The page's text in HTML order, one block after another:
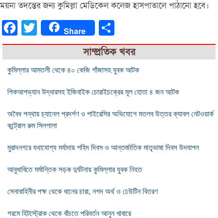
ময়না তদন্তের জন্য কুমিল্লা মেডিকেল কলেজ হাসপাতালে পাঠানো হবে।
FacebookTwitter Share
সাম্প্রতিক খবর
কুমিল্লার আমতলী থেকে ৪০ কেজি গাঁজাসহ যুবক আটক
পিকআপভ্যান উদ্ধারসহ ইজিবাইক চোরাইচক্রের মূল হোতা ৪ জন আটক
অবৈধ পন্থায় চ্যানেল প্রদর্শণ ও পাইরেসির অভিযোগে মতলব উত্তর ক্যাবল নেটওয়ার্ক
কন্ট্রোল রুম সিলগালা
মুরাদনগরে যথাযোগ্য মর্যাদায় শহিদ দিবস ও আন্তর্জাতিক মাতৃভাষা দিবস উদযাপন
আবুধাবিতে মর্মান্তিক সড়ক দুর্ঘটনায় কুমিল্লার যুবক নিহত
সেনাবাহিনীর পক্ষ থেকে ধানের চারা, নগদ অর্থ ও ঢেউটিন বিতরণ
গরমে হিটস্ট্রোক থেকে বাঁচতে পরিবর্তন আনুন খাবারে